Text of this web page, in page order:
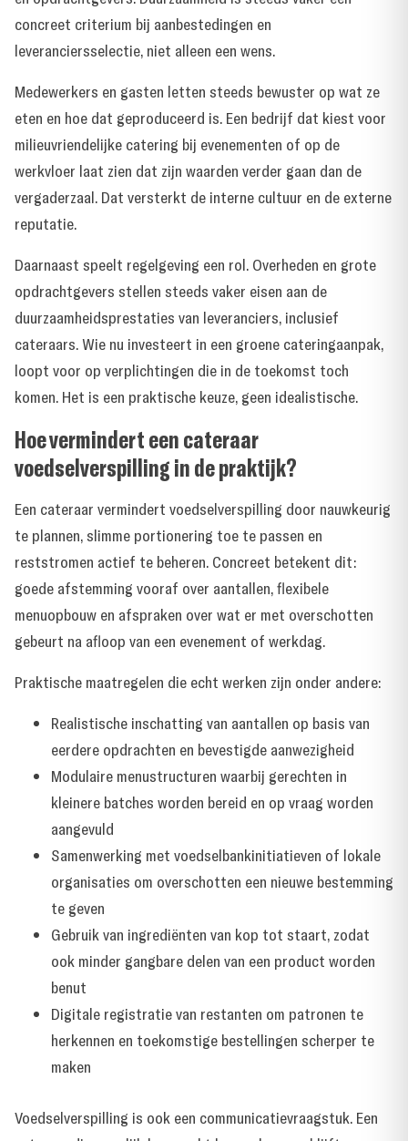
concreet criterium bij aanbestedingen en
leveranciersselectie, niet alleen een wens.
Medewerkers en gasten letten steeds bewuster op wat ze
eten en hoe dat geproduceerd is. Een bedrijf dat kiest voor
milieuvriendelijke catering bij evenementen of op de
werkvloer laat zien dat zijn waarden verder gaan dan de
vergaderzaal. Dat versterkt de interne cultuur en de externe
reputatie.
Daarnaast speelt regelgeving een rol. Overheden en grote
opdrachtgevers stellen steeds vaker eisen aan de
duurzaamheidsprestaties van leveranciers, inclusief
cateraars. Wie nu investeert in een groene cateringaanpak,
loopt voor op verplichtingen die in de toekomst toch
komen. Het is een praktische keuze, geen idealistische.
Hoe vermindert een cateraar
voedselverspilling in de praktijk?
Een cateraar vermindert voedselverspilling door nauwkeurig
te plannen, slimme portionering toe te passen en
reststromen actief te beheren. Concreet betekent dit:
goede afstemming vooraf over aantallen, flexibele
menuopbouw en afspraken over wat er met overschotten
gebeurt na afloop van een evenement of werkdag.
Praktische maatregelen die echt werken zijn onder andere:
Realistische inschatting van aantallen op basis van
eerdere opdrachten en bevestigde aanwezigheid
Modulaire menustructuren waarbij gerechten in
kleinere batches worden bereid en op vraag worden
aangevuld
Samenwerking met voedselbankinitiatieven of lokale
organisaties om overschotten een nieuwe bestemming
te geven
Gebruik van ingrediënten van kop tot staart, zodat
ook minder gangbare delen van een product worden
benut
Digitale registratie van restanten om patronen te
herkennen en toekomstige bestellingen scherper te
maken
Voedselverspilling is ook een communicatievraagstuk. Een